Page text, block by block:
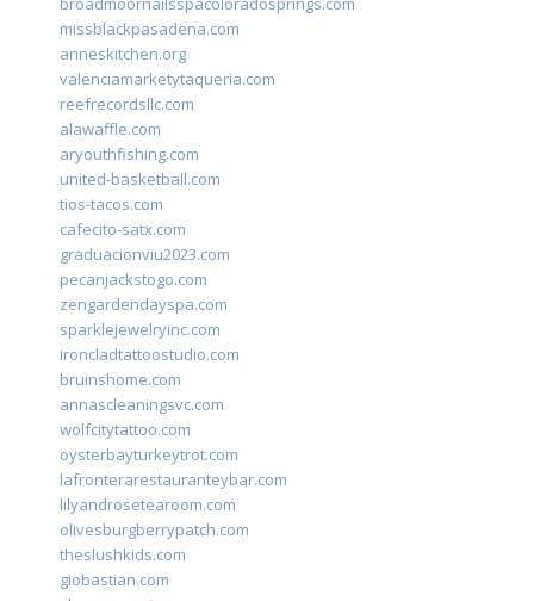
missblackpasadena.com
anneskitchen.org
valenciamarketytaqueria.com
reefrecordsllc.com
alawaffle.com
aryouthfishing.com
united-basketball.com
tios-tacos.com
cafecito-satx.com
graduacionviu2023.com
pecanjackstogo.com
zengardendayspa.com
sparklejewelryinc.com
ironcladtattoostudio.com
bruinshome.com
annascleaningsvc.com
wolfcitytattoo.com
oysterbayturkeytrot.com
lafronterarestauranteybar.com
lilyandrosetearoom.com
olivesburgberrypatch.com
theslushkids.com
giobastian.com